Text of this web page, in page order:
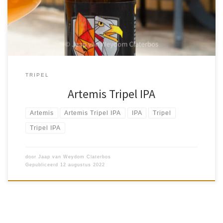
bier te vormen. […]
TRIPEL
Artemis Tripel IPA
Artemis Artemis Tripel IPA IPA Tripel
Tripel IPA
door Jaap van Weydom Claterbos
Gepubliceerd
12 augustus 2022